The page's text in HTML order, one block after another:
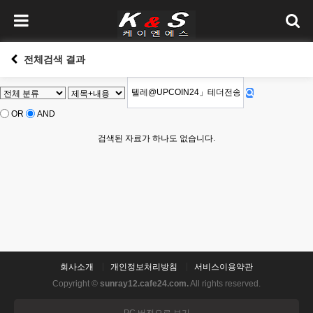
전체검색 결과
OR AND
검색된 자료가 하나도 없습니다.
회사소개 개인정보처리방침
서비스이용약관
Copyright © sunray12.cafe24.com.All rights reserved.